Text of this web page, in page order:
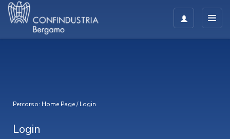
Percorso: Home Page/Login
Login